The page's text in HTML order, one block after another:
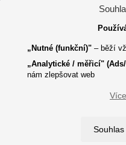
Online
K jakémukoliv užití textů a
„Nutné (funkční)" – běží
„Analytické / měřicí"
nám zlepšovat web